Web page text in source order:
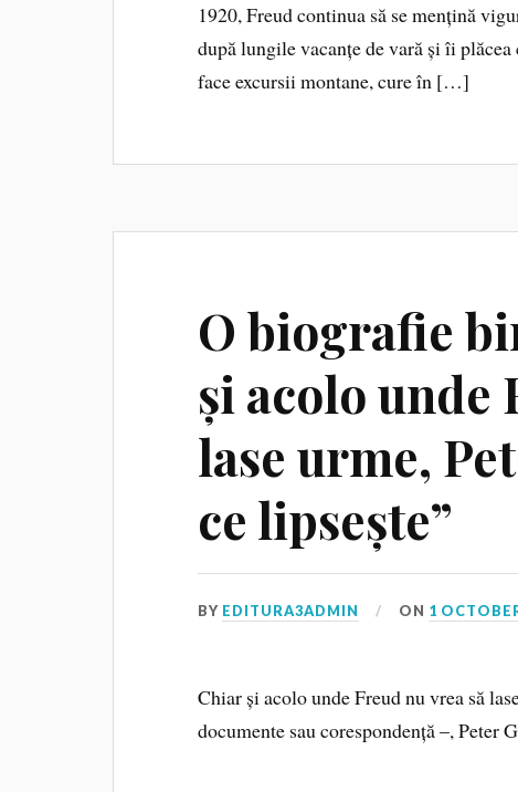
1920, Freud continua să se mențină
după lungile vacanțe de vară și îi
face excursii montane, cure în […]
O biografie
și acolo unde
lase urme,
ce lipsește”
BY EDITURA3ADMIN ON 1
Chiar și acolo unde Freud nu vrea să
documente sau corespondență –, Peter